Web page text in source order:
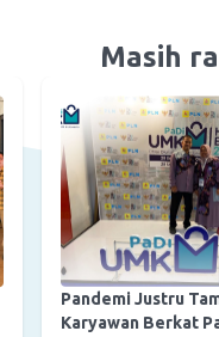
Masih
Pandemi Justru
Karyawan Berkat